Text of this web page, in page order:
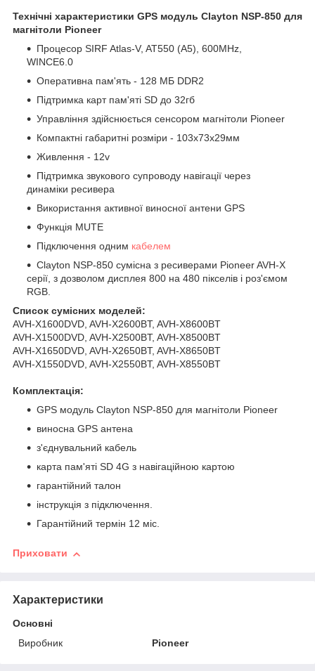
Технічні характеристики GPS модуль Clayton NSP-850 для
магнітоли Pioneer
Процесор SIRF Atlas-V, AT550 (A5), 600MHz,
WINCE6.0
Оперативна пам'ять - 128 МБ DDR2
Підтримка карт пам'яті SD до 32гб
Управління здійснюється сенсором магнітоли Pioneer
Компактні габаритні розміри - 103х73х29мм
Живлення - 12v
Підтримка звукового супроводу навігації через
динаміки ресивера
Використання активної виносної антени GPS
Функція MUTE
Підключення одним кабелем
Clayton NSP-850 сумісна з ресиверами Pioneer AVH-X
серії, з дозволом дисплея 800 на 480 пікселів і роз'ємом
RGB.
Список сумісних моделей:
AVH-X1600DVD, AVH-X2600BT, AVH-X8600BT
AVH-X1500DVD, AVH-X2500BT, AVH-X8500BT
AVH-X1650DVD, AVH-X2650BT, AVH-X8650BT
AVH-X1550DVD, AVH-X2550BT, AVH-X8550BT
Комплектація:
GPS модуль Clayton NSP-850 для магнітоли Pioneer
виносна GPS антена
з'єднувальний кабель
карта пам'яті SD 4G з навігаційною картою
гарантійний талон
інструкція з підключення.
Гарантійний термін 12 міс.
Приховати
Характеристики
Основні
Виробник
Pioneer